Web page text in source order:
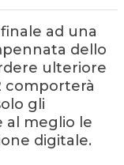
ad una
dello
ulteriore
comporterà
gli
al meglio le
digitale.